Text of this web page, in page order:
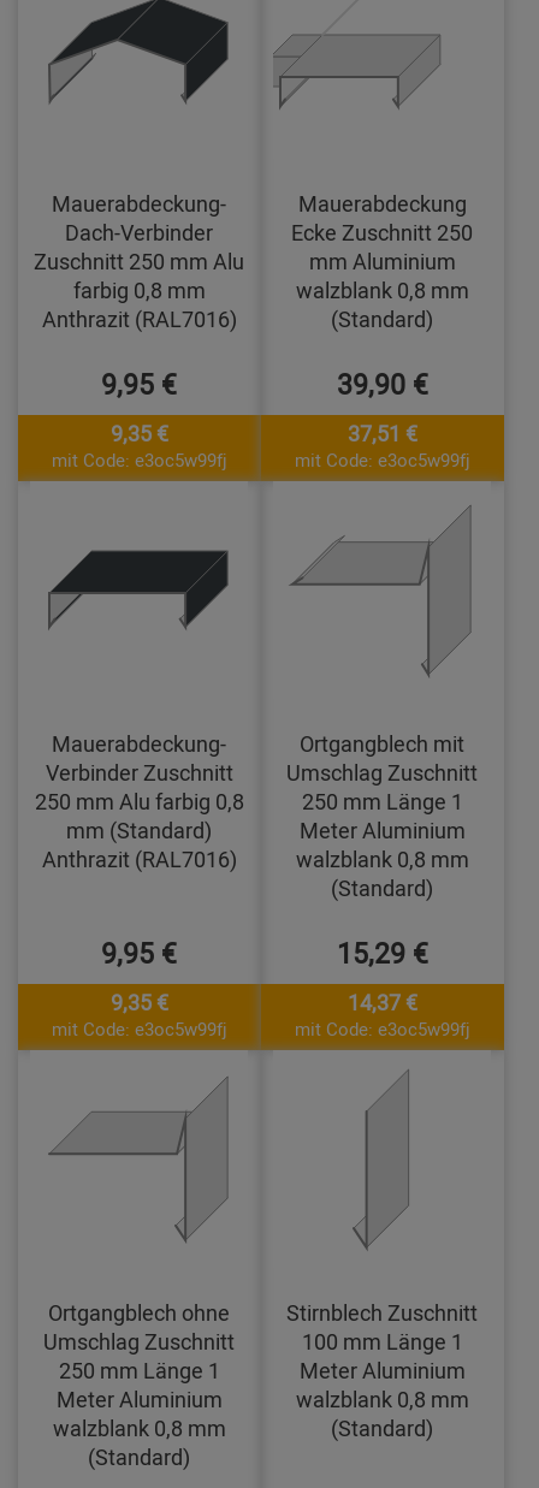
Mauerabdeckung-
Dach-Verbinder
Zuschnitt 250 mm Alu
farbig 0,8 mm
Anthrazit (RAL7016)
9,95 €
9,35 €
mit Code: e3oc5w99fj
Mauerabdeckung
Ecke Zuschnitt 250
mm Aluminium
walzblank 0,8 mm
(Standard)
39,90 €
37,51 €
mit Code: e3oc5w99fj
Mauerabdeckung-
Verbinder Zuschnitt
250 mm Alu farbig 0,8
mm (Standard)
Anthrazit (RAL7016)
9,95 €
9,35 €
mit Code: e3oc5w99fj
Ortgangblech mit
Umschlag Zuschnitt
250 mm Länge 1
Meter Aluminium
walzblank 0,8 mm
(Standard)
15,29 €
14,37 €
mit Code: e3oc5w99fj
Ortgangblech ohne
Umschlag Zuschnitt
250 mm Länge 1
Meter Aluminium
walzblank 0,8 mm
(Standard)
Stirnblech Zuschnitt
100 mm Länge 1
Meter Aluminium
walzblank 0,8 mm
(Standard)